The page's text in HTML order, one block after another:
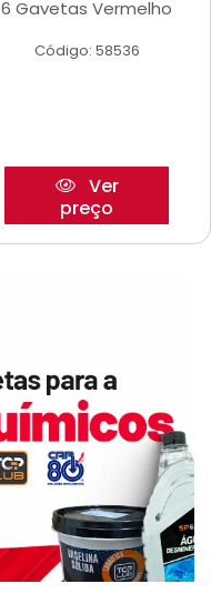
6 Gavetas Vermelho
Código: 58536
Ver
preço